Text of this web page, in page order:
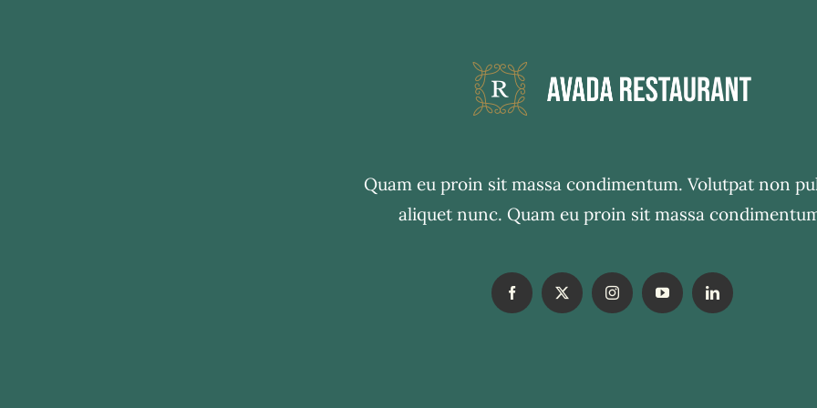
Quam eu proin sit massa condimentum. Volutpat non
aliquet nunc. Quam eu proin sit massa